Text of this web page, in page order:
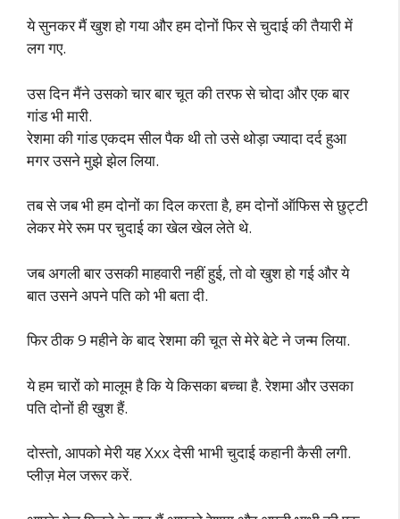
ये सुनकर मैं खुश हो गया और हम दोनों फिर से चुदाई की तैयारी में
लग गए.
उस दिन मैंने उसको चार बार चूत की तरफ से चोदा और एक बार
गांड भी मारी.
रेशमा की गांड एकदम सील पैक थी तो उसे थोड़ा ज्यादा दर्द हुआ
मगर उसने मुझे झेल लिया.
तब से जब भी हम दोनों का दिल करता है, हम दोनों ऑफिस से छुट्टी
लेकर मेरे रूम पर चुदाई का खेल खेल लेते थे.
जब अगली बार उसकी माहवारी नहीं हुई, तो वो खुश हो गई और ये
बात उसने अपने पति को भी बता दी.
फिर ठीक 9 महीने के बाद रेशमा की चूत से मेरे बेटे ने जन्म लिया.
ये हम चारों को मालूम है कि ये किसका बच्चा है. रेशमा और उसका
पति दोनों ही खुश हैं.
दोस्तो, आपको मेरी यह Xxx देसी भाभी चुदाई कहानी कैसी लगी.
प्लीज़ मेल जरूर करें.